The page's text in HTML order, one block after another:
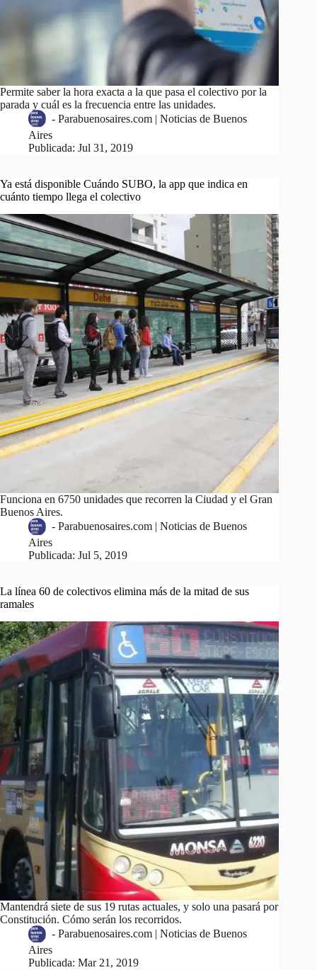
Permite saber la hora exacta a la que pasa el colectivo por la
parada y cuál es la frecuencia entre las unidades.
- Parabuenosaires.com | Noticias de Buenos
Aires
Publicada: Jul 31, 2019
Ya está disponible Cuándo SUBO, la app que indica en
cuánto tiempo llega el colectivo
Funciona en 6750 unidades que recorren la Ciudad y el Gran
Buenos Aires.
- Parabuenosaires.com | Noticias de Buenos
Aires
Publicada: Jul 5, 2019
La línea 60 de colectivos elimina más de la mitad de sus
ramales
Mantendrá siete de sus 19 rutas actuales, y solo una pasará por
Constitución. Cómo serán los recorridos.
- Parabuenosaires.com | Noticias de Buenos
Aires
Publicada: Mar 21, 2019